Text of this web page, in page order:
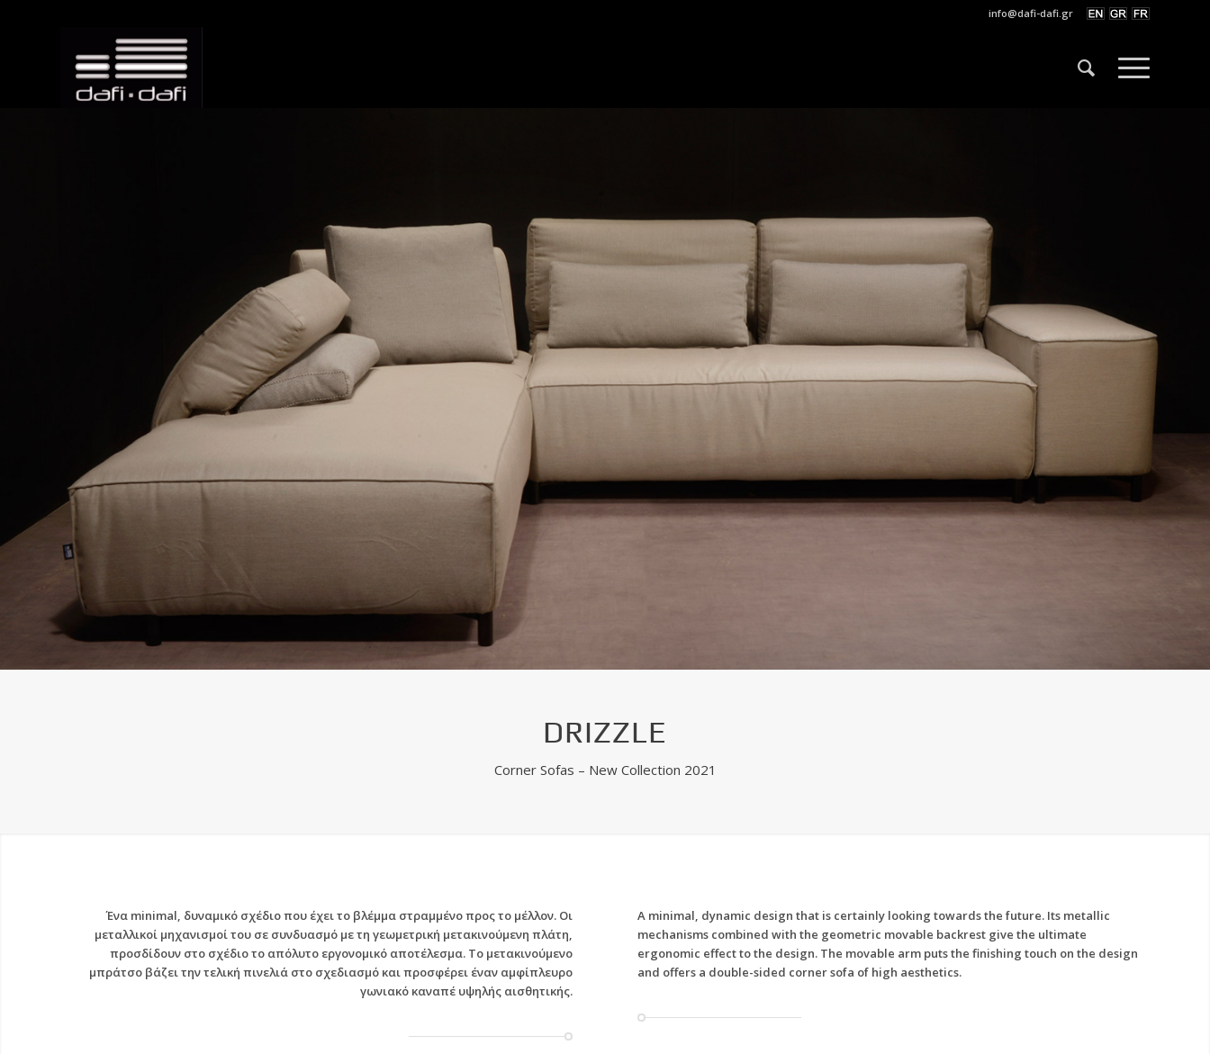
info@dafi-dafi.gr
DRIZZLE
Corner Sofas – New Collection 2021
Ένα minimal, δυναμικό σχέδιο που έχει το βλέμμα στραμμένο προς το μέλλον. Οι
μεταλλικοί μηχανισμοί του σε συνδυασμό με τη γεωμετρική μετακινούμενη πλάτη,
προσδίδουν στο σχέδιο το απόλυτο εργονομικό αποτέλεσμα. Το μετακινούμενο
μπράτσο βάζει την τελική πινελιά στο σχεδιασμό και προσφέρει έναν αμφίπλευρο
γωνιακό καναπέ υψηλής αισθητικής.
A minimal, dynamic design that is certainly looking towards the future. Its metallic
mechanisms combined with the geometric movable backrest give the ultimate
ergonomic effect to the design. The movable arm puts the finishing touch on the design
and offers a double-sided corner sofa of high aesthetics.